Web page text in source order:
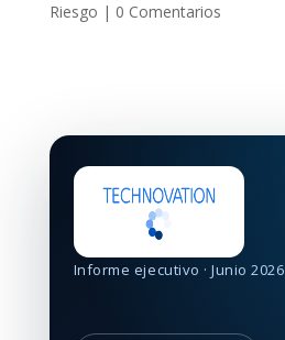
Riesgo | 0 Comentarios
Informe ejecutivo · Junio 2026